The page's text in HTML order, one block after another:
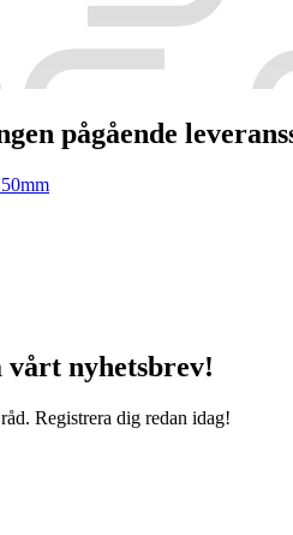
pågående
vårt nyhetsbrev!
Registrera dig redan idag!